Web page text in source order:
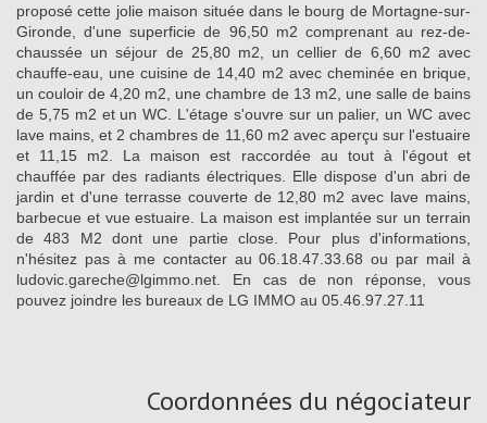
proposé cette jolie maison située dans le bourg de Mortagne-sur-
Gironde, d'une superficie de 96,50 m2 comprenant au rez-de-
chaussée un séjour de 25,80 m2, un cellier de 6,60 m2 avec
chauffe-eau, une cuisine de 14,40 m2 avec cheminée en brique,
un couloir de 4,20 m2, une chambre de 13 m2, une salle de bains
de 5,75 m2 et un WC. L'étage s'ouvre sur un palier, un WC avec
lave mains, et 2 chambres de 11,60 m2 avec aperçu sur l'estuaire
et 11,15 m2. La maison est raccordée au tout à l'égout et
chauffée par des radiants électriques. Elle dispose d'un abri de
jardin et d'une terrasse couverte de 12,80 m2 avec lave mains,
barbecue et vue estuaire. La maison est implantée sur un terrain
de 483 M2 dont une partie close. Pour plus d'informations,
n'hésitez pas à me contacter au 06.18.47.33.68 ou par mail à
ludovic.gareche@lgimmo.net. En cas de non réponse, vous
pouvez joindre les bureaux de LG IMMO au 05.46.97.27.11
Coordonnées du négociateur